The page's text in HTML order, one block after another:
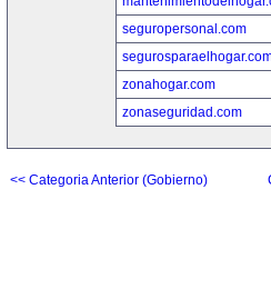
seguropersonal.com
zonahogar.com
zonaseguridad.com
<< Categoria Anterior (Gobierno)